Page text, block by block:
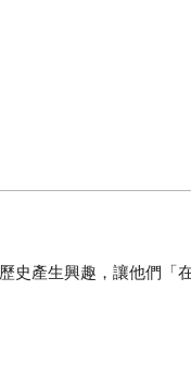
史產生興趣，讓他們「